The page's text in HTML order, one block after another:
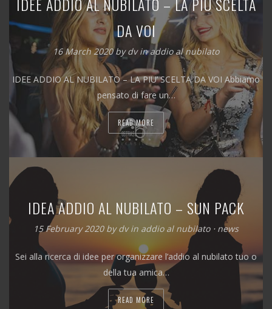
DA VOI
16 March 2020bydvinaddio al nubilato
IDEE ADDIO AL NUBILATO – LA PIU’ SCELTA DA VOI Abbiamo
pensato di fare un…
READ MORE
IDEA ADDIO AL NUBILATO – SUN PACK
15 February 2020 bydvin addio al nubilato⋅ news
Sei alla ricerca di idee per organizzare l’addio al nubilato tuo o
della tua amica…
READ MORE